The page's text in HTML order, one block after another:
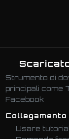
Strumento di
principali come
Facebook
Collegamento
Usare tutorial